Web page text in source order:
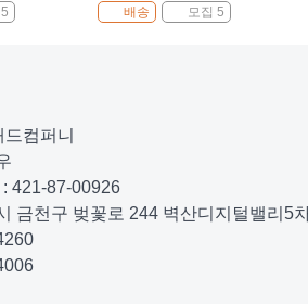
배송 모집 5
컴퍼니
421-87-00926
금천구 벚꽃로 244 벽산디지털밸리5